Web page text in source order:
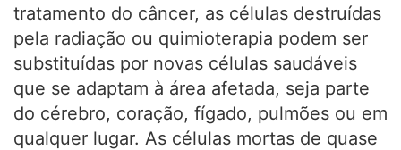
tratamento do câncer, as células destruídas
pela radiação ou quimioterapia podem ser
substituídas por novas células saudáveis
que se adaptam à área afetada, seja parte
do cérebro, coração, fígado, pulmões ou em
qualquer lugar. As células mortas de quase